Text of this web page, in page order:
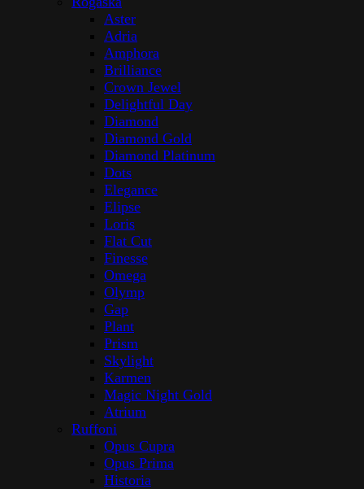
Aster
Adria
Amphora
Brilliance
Crown Jewel
Delightful Day
Diamond
Diamond Gold
Diamond Platinum
Dots
Elegance
Elipse
Loris
Flat Cut
Finesse
Omega
Olymp
Gap
Plant
Prism
Skylight
Karmen
Magic Night Gold
Atrium
Ruffoni
Opus Cupra
Opus Prima
Historia